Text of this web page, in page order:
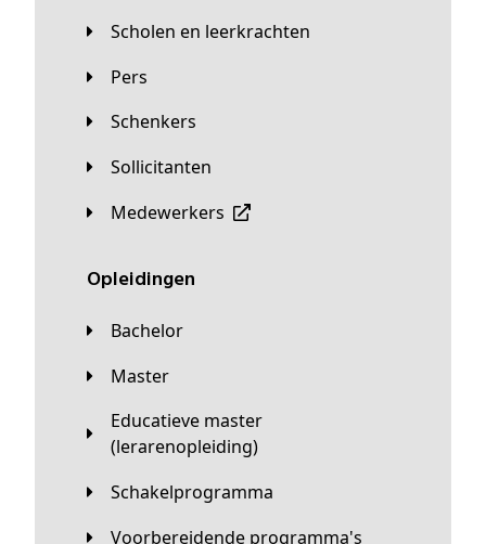
Scholen en leerkrachten
Pers
Schenkers
Sollicitanten
Medewerkers
Opleidingen
Bachelor
Master
Educatieve master
(lerarenopleiding)
Schakelprogramma
Voorbereidende programma's